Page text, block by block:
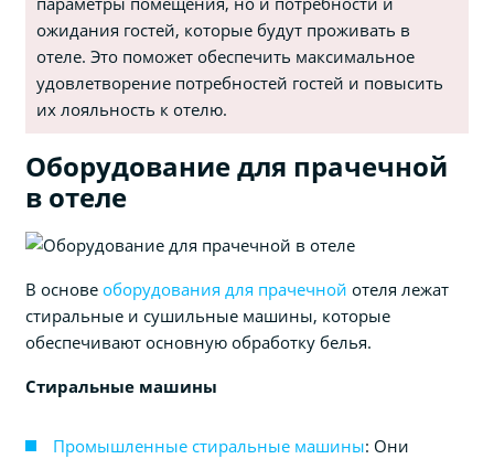
ожидания гостей, которые будут проживать в
отеле. Это поможет обеспечить максимальное
удовлетворение потребностей гостей и повысить
их лояльность к отелю.
Оборудование для прачечной
в отеле
В основеоборудования для прачечной отеля лежат
стиральные и сушильные машины, которые
обеспечивают основную обработку белья.
Стиральные машины
Промышленные стиральные машины: Они